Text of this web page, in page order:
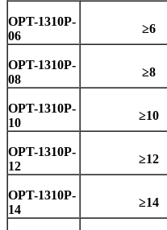
OPT-1310P-
06
≥6
OPT-1310P-
08
≥8
OPT-1310P-
10
≥10
OPT-1310P-
12
≥12
OPT-1310P-
14
≥14